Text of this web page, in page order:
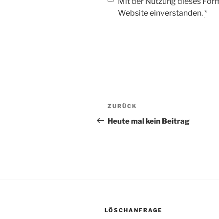
Website einverstanden.*
ZURÜCK
Heute mal kein Beitrag
LÖSCHANFRAGE